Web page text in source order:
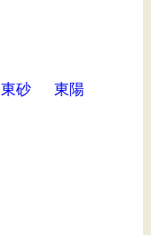
東砂 東陽